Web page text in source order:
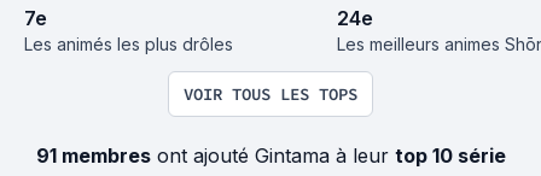
7e
Les animés les plus drôles
24e
Les meilleurs animes
VOIR TOUS LES TOPS
91 membresont ajouté Gintama à leur top 10 série